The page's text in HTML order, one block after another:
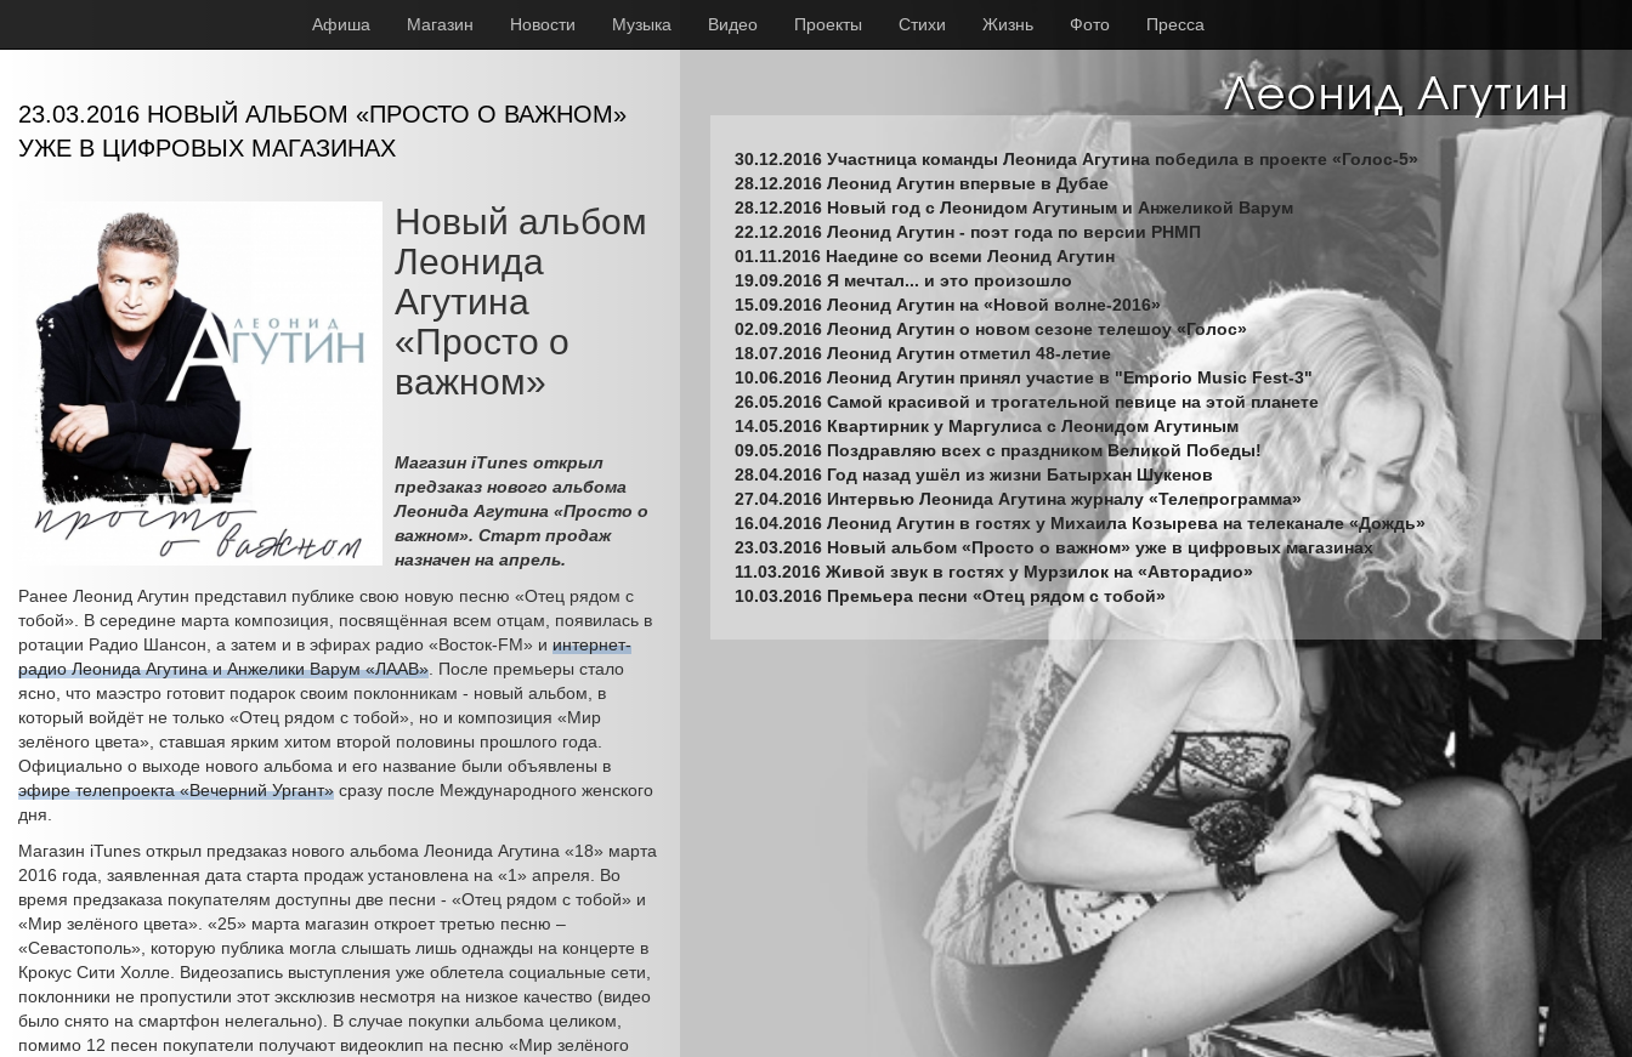
Афиша Магазин Новости Музыка Видео Проекты Стихи Жизнь Фото Пресса
23.03.2016 НОВЫЙ АЛЬБОМ «ПРОСТО О ВАЖНОМ»
УЖЕ В ЦИФРОВЫХ МАГАЗИНАХ
Новый альбом
Леонида
Агутина
«Просто о
важном»
Магазин iTunes открыл
предзаказ нового альбома
Леонида Агутина «Просто о
важном». Старт продаж
назначен на апрель.
Ранее Леонид Агутин представил публике свою новую песню «Отец рядом с
тобой». В середине марта композиция, посвящённая всем отцам, появилась в
ротации Радио Шансон, а затем и в эфирах радио «Восток-FM» и интернет-
радио Леонида Агутина и Анжелики Варум «ЛААВ» . После премьеры стало
ясно, что маэстро готовит подарок своим поклонникам - новый альбом, в
который войдёт не только «Отец рядом с тобой», но и композиция «Мир
зелёного цвета», ставшая ярким хитом второй половины прошлого года.
Официально о выходе нового альбома и его название были объявлены в
эфире телепроекта «Вечерний Ургант» сразу после Международного женского
дня.
Магазин iTunes открыл предзаказ нового альбома Леонида Агутина «18» марта
2016 года, заявленная дата старта продаж установлена на «1» апреля. Во
время предзаказа покупателям доступны две песни - «Отец рядом с тобой» и
«Мир зелёного цвета». «25» марта магазин откроет третью песню –
«Севастополь», которую публика могла слышать лишь однажды на концерте в
Крокус Сити Холле. Видеозапись выступления уже облетела социальные сети,
поклонники не пропустили этот эксклюзив несмотря на низкое качество (видео
было снято на смартфон нелегально). В случае покупки альбома целиком,
помимо 12 песен покупатели получают видеоклип на песню «Мир зелёного
30.12.2016 Участница команды Леонида Агутина победила в проекте «Голос-5»
28.12.2016 Леонид Агутин впервые в Дубае
28.12.2016 Новый год с Леонидом Агутиным и Анжеликой Варум
22.12.2016 Леонид Агутин - поэт года по версии РНМП
01.11.2016 Наедине со всеми Леонид Агутин
19.09.2016 Я мечтал... и это произошло
15.09.2016 Леонид Агутин на «Новой волне-2016»
02.09.2016 Леонид Агутин о новом сезоне телешоу «Голос»
18.07.2016 Леонид Агутин отметил 48-летие
10.06.2016 Леонид Агутин принял участие в "Emporio Music Fest-3"
26.05.2016 Самой красивой и трогательной певице на этой планете
14.05.2016 Квартирник у Маргулиса с Леонидом Агутиным
09.05.2016 Поздравляю всех с праздником Великой Победы!
28.04.2016 Год назад ушёл из жизни Батырхан Шукенов
27.04.2016 Интервью Леонида Агутина журналу «Телепрограмма»
16.04.2016 Леонид Агутин в гостях у Михаила Козырева на телеканале «Дождь»
23.03.2016 Новый альбом «Просто о важном» уже в цифровых магазинах
11.03.2016 Живой звук в гостях у Мурзилок на «Авторадио»
10.03.2016 Премьера песни «Отец рядом с тобой»